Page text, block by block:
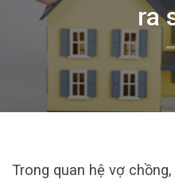
ra
Trong quan hệ vợ